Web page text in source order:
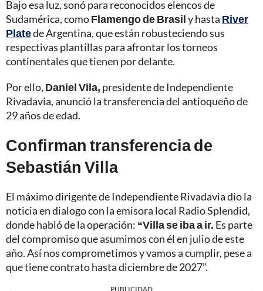
Bajo esa luz, sonó para reconocidos elencos de
Sudamérica, comoFlamengo de Brasily hasta River
Platede Argentina, que están robusteciendo sus
respectivas plantillas para afrontar los torneos
continentales que tienen por delante.
Por ello, Daniel Vila, presidente de Independiente
Rivadavia, anunció la transferencia del antioqueño de
29 años de edad.
Confirman transferencia de
Sebastián Villa
El máximo dirigente de Independiente Rivadavia dio la
noticia en dialogo con la emisora local Radio Splendid,
donde habló de la operación: “Villa se iba a ir. Es parte
del compromiso que asumimos con él en julio de este
año. Así nos comprometimos y vamos a cumplir, pese a
que tiene contrato hasta diciembre de 2027”.
PUBLICIDAD